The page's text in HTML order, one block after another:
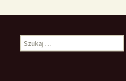
Szukaj: